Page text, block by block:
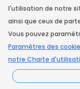
l'utilisation de notre
ainsi que ceux de
Vous pouvez
Paramètres des
notre Charte
Accueil